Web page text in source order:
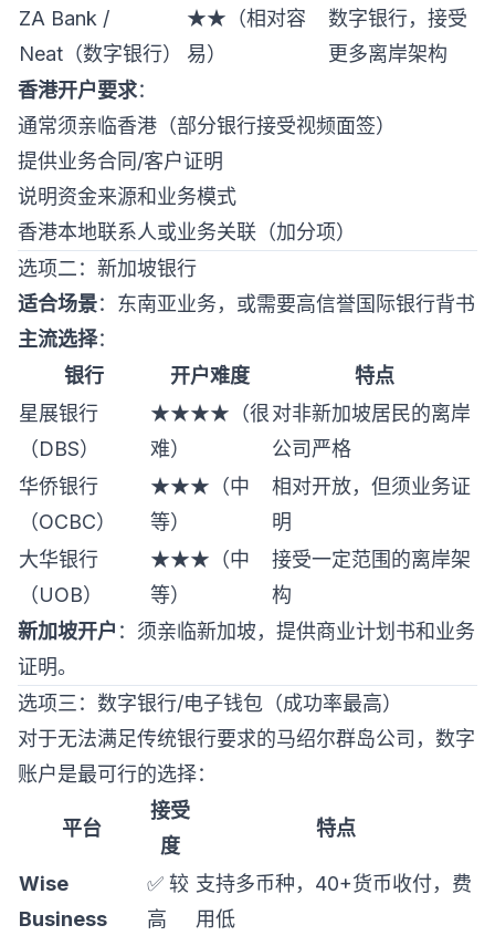
ZA Bank /
Neat（数字银行）
★★（相对容
易）
数字银行，接受
更多离岸架构
香港开户要求：
通常须亲临香港（部分银行接受视频面签）
提供业务合同/客户证明
说明资金来源和业务模式
香港本地联系人或业务关联（加分项）
选项二：新加坡银行
适合场景：东南亚业务，或需要高信誉国际银行背书
主流选择：
银行
开户难度
特点
星展银行
（DBS）
★★★★（很
难）
对非新加坡居民的离岸
公司严格
华侨银行
（OCBC）
★★★（中
等）
相对开放，但须业务证
明
大华银行
（UOB）
★★★（中
等）
接受一定范围的离岸架
构
新加坡开户 ：须亲临新加坡，提供商业计划书和业务
证明。
选项三：数字银行/电子钱包（成功率最高）
对于无法满足传统银行要求的马绍尔群岛公司，数字
账户是最可行的选择：
平台
接受
度
特点
Wise
Business
✅ 较
高
支持多币种，40+货币收付，费
用低